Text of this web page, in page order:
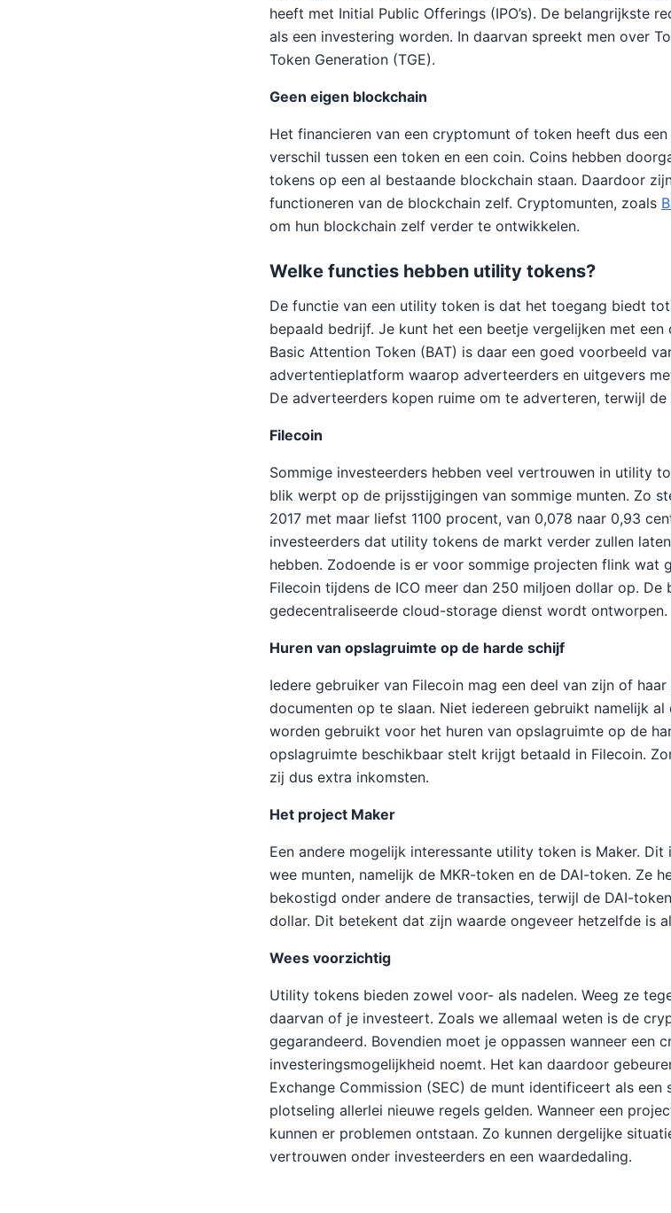
heeft met Initial Public Offerings (IPO’s). De belangrijkste
als een investering worden. In daarvan spreekt men over
Token Generation (TGE).
Geen eigen blockchain
Het financieren van een cryptomunt of token heeft dus
verschil tussen een token en een coin. Coins hebben
tokens op een al bestaande blockchain staan. Daardoor
functioneren van de blockchain zelf. Cryptomunten, zoals
om hun blockchain zelf verder te ontwikkelen.
Welke functies hebben utility tokens?
De functie van een utility token is dat het toegang biedt
bepaald bedrijf. Je kunt het een beetje vergelijken met
Basic Attention Token (BAT) is daar een goed voorbeeld
advertentieplatform waarop adverteerders en uitgevers
De adverteerders kopen ruime om te adverteren, terwijl
Filecoin
Sommige investeerders hebben veel vertrouwen in utility
blik werpt op de prijsstijgingen van sommige munten. Zo
2017 met maar liefst 1100 procent, van 0,078 naar 0,93
investeerders dat utility tokens de markt verder zullen
hebben. Zodoende is er voor sommige projecten flink wat
Filecoin tijdens de ICO meer dan 250 miljoen dollar op.
gedecentraliseerde cloud-storage dienst wordt ontworpen.
Huren van opslagruimte op de harde schijf
Iedere gebruiker van Filecoin mag een deel van zijn of
documenten op te slaan. Niet iedereen gebruikt namelijk
worden gebruikt voor het huren van opslagruimte op de
opslagruimte beschikbaar stelt krijgt betaald in Filecoin.
zij dus extra inkomsten.
Het project Maker
Een andere mogelijk interessante utility token is Maker.
wee munten, namelijk de MKR-token en de DAI-token. Ze
bekostigd onder andere de transacties, terwijl de DAI-
dollar. Dit betekent dat zijn waarde ongeveer hetzelfde is
Wees voorzichtig
Utility tokens bieden zowel voor- als nadelen. Weeg ze
daarvan of je investeert. Zoals we allemaal weten is de
gegarandeerd. Bovendien moet je oppassen wanneer een
investeringsmogelijkheid noemt. Het kan daardoor
Exchange Commission (SEC) de munt identificeert als
plotseling allerlei nieuwe regels gelden. Wanneer een
kunnen er problemen ontstaan. Zo kunnen dergelijke
vertrouwen onder investeerders en een waardedaling.